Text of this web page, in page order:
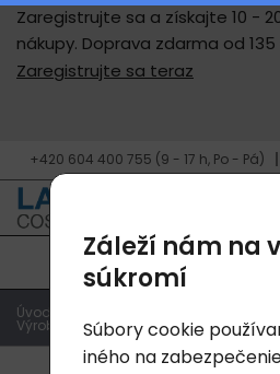
Zaregistrujte sa a získajte 10 -
nákupy. Doprava zdarma od 135
Zaregistrujte sa teraz
+420 604 400 755 (9 - 17 h, Po - Pá)
Úvodná strana
Výrobky Lavylites s
Záleží nám na
súkromí
Súbory cookie
iného na